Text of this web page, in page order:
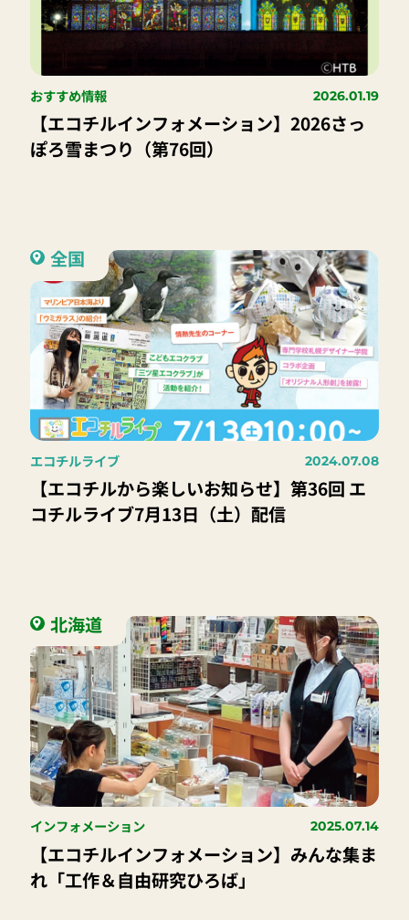
おすすめ情報 2026.01.19
【エコチルインフォメーション】2026さっ
ぽろ雪まつり（第76回）
全国
エコチルライブ 2024.07.08
【エコチルから楽しいお知らせ】第36回 エ
コチルライブ7月13日（土）配信
北海道
インフォメーション 2025.07.14
【エコチルインフォメーション】みんな集ま
れ「工作＆自由研究ひろば」